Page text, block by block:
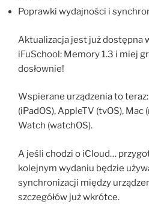
Poprawki wydajności i
Aktualizacja jest już dostępna
iFuSchool: Memory 1.3 i miej
dosłownie!
Wspierane urządzenia to teraz:
(iPadOS), AppleTV (tvOS), Mac
Watch (watchOS).
A jeśli chodzi o iCloud…
kolejnym wydaniu będzie
synchronizacji między
szczegółów już wkrótce.